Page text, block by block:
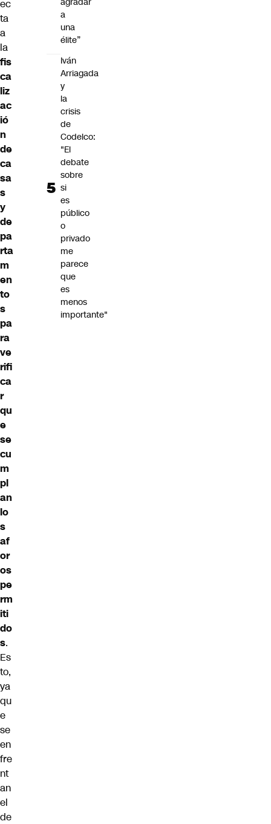
ec
ta
a
la
fis
ca
liz
ac
ió
n
de
ca
sa
s
y
de
pa
rta
m
en
to
s
pa
ra
ve
rifi
ca
r
qu
e
se
cu
m
pl
an
lo
s
af
or
os
pe
rm
iti
do
s.
Es
to,
ya
qu
e
se
en
fre
nt
an
el
de
a
una
élite”
Iván
Arriagada
y
la
crisis
de
Codelco:
"El
debate
sobre
si
es
público
o
privado
me
parece
que
es
menos
importante"